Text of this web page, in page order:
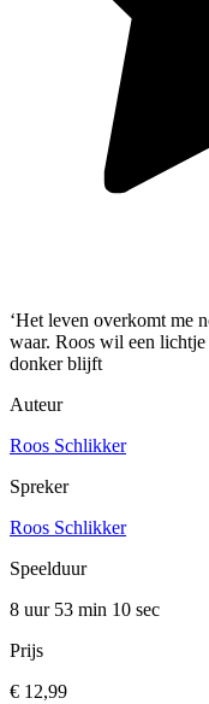
‘Het leven overkomt me
waar. Roos wil een
donker blijft
Auteur
Roos Schlikker
Spreker
Roos Schlikker
Speelduur
8 uur 53 min 10 sec
Prijs
€ 12,99